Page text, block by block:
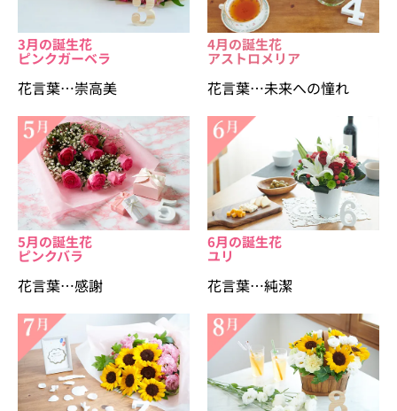
3月の誕生花
ピンクガーベラ
花言葉…崇高美
4月の誕生花
アストロメリア
花言葉…未来への憧れ
5月の誕生花
ピンクバラ
花言葉…感謝
6月の誕生花
ユリ
花言葉…純潔